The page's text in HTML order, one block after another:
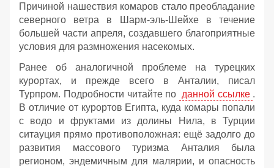
Причиной нашествия комаров стало преобладание
северного ветра в Шарм-эль-Шейхе в течение
большей части апреля, создавшего благоприятные
условия для размножения насекомых.
Ранее об аналогичной проблеме на турецких
курортах, и прежде всего в Анталии, писал
Турпром. Подробности читайте по данной ссылке .
В отличие от курортов Египта, куда комары попали
с водо и фруктами из долины Нила, в Турции
ситауция прямо противоположная: ещё задолго до
развития массового туризма Анталия была
регионом, эндемичным для малярии, и опасность